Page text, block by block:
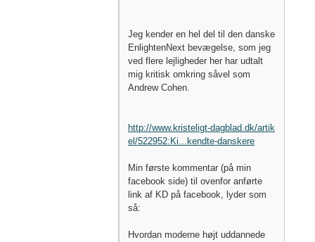
Jeg kender en hel del til den danske
EnlightenNext bevægelse, som jeg
ved flere lejligheder her har udtalt
mig kritisk omkring såvel som
Andrew Cohen.
http://www.kristeligt-dagblad.dk/artik
el/522952:Ki...kendte-danskere
Min første kommentar (på min
facebook side) til ovenfor anførte
link af KD på facebook, lyder som
så:
Hvordan moderne højt uddannede